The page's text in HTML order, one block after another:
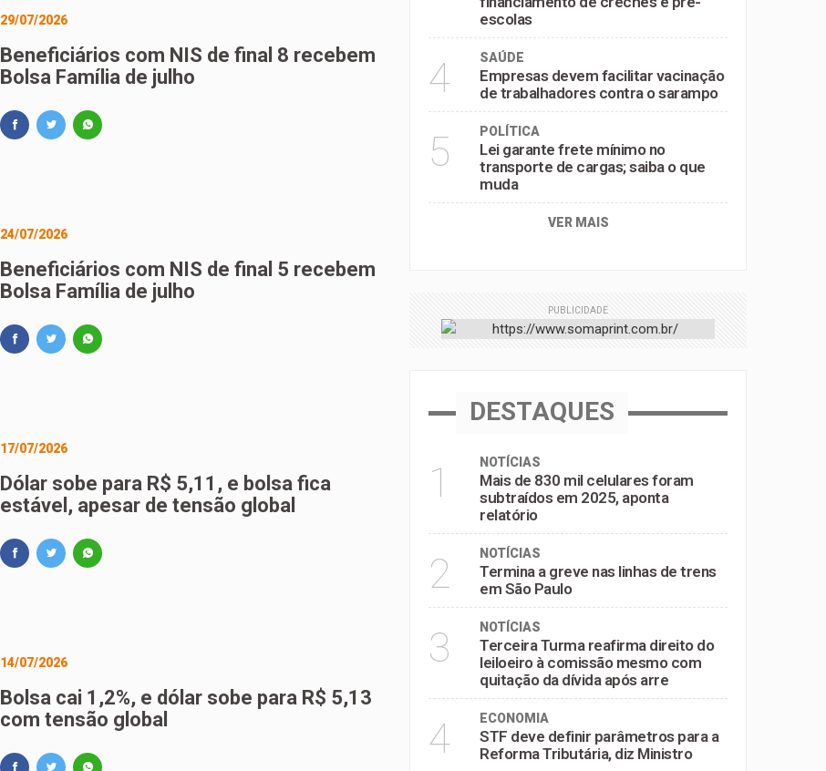
29/07/2026
Beneficiários com NIS de final 8 recebem
Bolsa Família de julho
24/07/2026
Beneficiários com NIS de final 5 recebem
Bolsa Família de julho
17/07/2026
Dólar sobe para R$ 5,11, e bolsa fica
estável, apesar de tensão global
14/07/2026
Bolsa cai 1,2%, e dólar sobe para R$ 5,13
com tensão global
escolas
4 SAÚDE
Empresas devem facilitar vacinação
de trabalhadores contra o sarampo
5 POLÍTICA
Lei garante frete mínimo no
transporte de cargas; saiba o que
muda
VER MAIS
PUBLICIDADE
DESTAQUES
1 NOTÍCIAS
Mais de 830 mil celulares foram
subtraídos em 2025, aponta
relatório
2 NOTÍCIAS
Termina a greve nas linhas de trens
em São Paulo
3 NOTÍCIAS
Terceira Turma reafirma direito do
leiloeiro à comissão mesmo com
quitação da dívida após arre
4 ECONOMIA
STF deve definir parâmetros para a
Reforma Tributária, diz Ministro